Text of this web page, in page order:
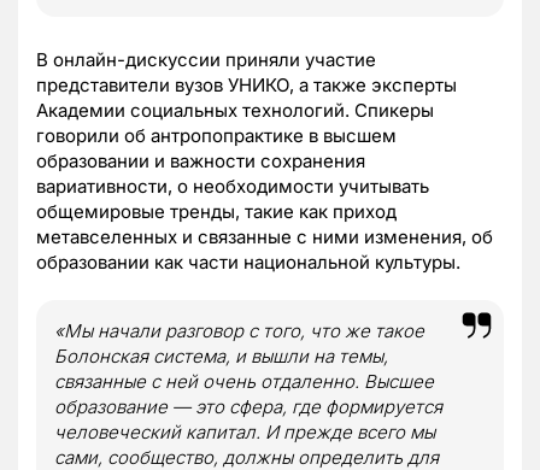
В онлайн-дискуссии приняли участие
представители вузов УНИКО, а также эксперты
Академии социальных технологий. Спикеры
говорили об антропопрактике в высшем
образовании и важности сохранения
вариативности, о необходимости учитывать
общемировые тренды, такие как приход
метавселенных и связанные с ними изменения, об
образовании как части национальной культуры.
«Мы начали разговор с того, что же такое
Болонская система, и вышли на темы,
связанные с ней очень отдаленно. Высшее
образование — это сфера, где формируется
человеческий капитал. И прежде всего мы
сами, сообщество, должны определить для